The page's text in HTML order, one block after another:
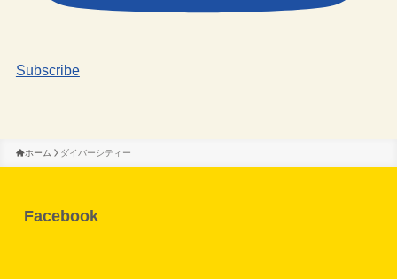
Subscribe
ホーム ダイバーシティー
Facebook